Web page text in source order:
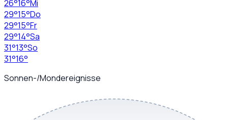
26°16°Mi
29°15°Do
29°15°Fr
29°14°Sa
31°13°So
31°16°
Sonnen-/Mondereignisse